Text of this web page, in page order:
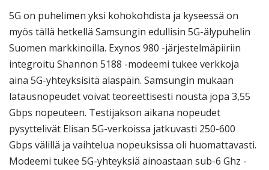
5G on puhelimen yksi kohokohdista ja kyseessä on
myös tällä hetkellä Samsungin edullisin 5G-älypuhelin
Suomen markkinoilla. Exynos 980 -järjestelmäpiiriin
integroitu Shannon 5188 -modeemi tukee verkkoja
aina 5G-yhteyksisitä alaspäin. Samsungin mukaan
latausnopeudet voivat teoreettisesti nousta jopa 3,55
Gbps nopeuteen. Testijakson aikana nopeudet
pysyttelivät Elisan 5G-verkoissa jatkuvasti 250-600
Gbps välillä ja vaihtelua nopeuksissa oli huomattavasti.
Modeemi tukee 5G-yhteyksiä ainoastaan sub-6 Ghz -